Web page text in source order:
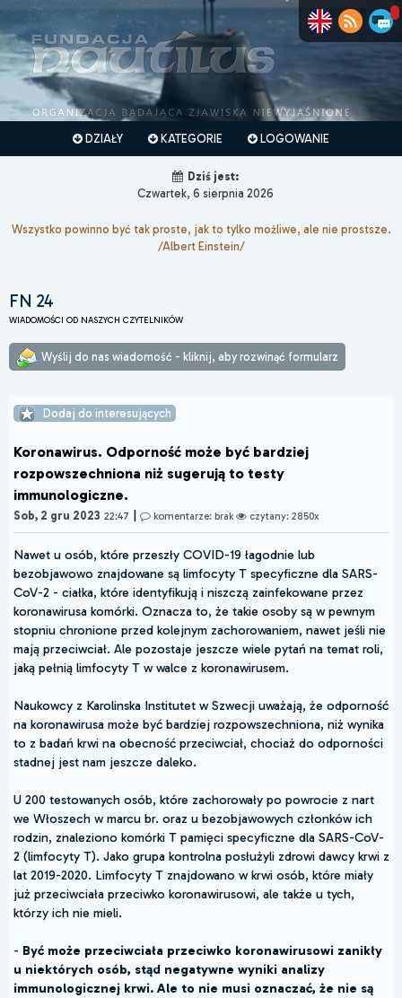
DZIAŁY KATEGORIE LOGOWANIE
Dziś jest:
Czwartek, 6 sierpnia 2026
Wszystko powinno być tak proste, jak to tylko możliwe, ale nie prostsze.
/Albert Einstein/
FN 24
WIADOMOŚCI OD NASZYCH CZYTELNIKÓW
Wyślij do nas wiadomość - kliknij, aby rozwinąć formularz
Dodaj do interesujących
Koronawirus. Odporność może być bardziej
rozpowszechniona niż sugerują to testy
immunologiczne.
Sob, 2 gru 2023 22:47 komentarze: brak czytany: 2850x
Nawet u osób, które przeszły COVID-19 łagodnie lub
bezobjawowo znajdowane są limfocyty T specyficzne dla SARS-
CoV-2 - ciałka, które identyfikują i niszczą zainfekowane przez
koronawirusa komórki. Oznacza to, że takie osoby są w pewnym
stopniu chronione przed kolejnym zachorowaniem, nawet jeśli nie
mają przeciwciał. Ale pozostaje jeszcze wiele pytań na temat roli,
jaką pełnią limfocyty T w walce z koronawirusem.
Naukowcy z Karolinska Institutet w Szwecji uważają, że odporność
na koronawirusa może być bardziej rozpowszechniona, niż wynika
to z badań krwi na obecność przeciwciał, chociaż do odporności
stadnej jest nam jeszcze daleko.
U 200 testowanych osób, które zachorowały po powrocie z nart
we Włoszech w marcu br. oraz u bezobjawowych członków ich
rodzin, znaleziono komórki T pamięci specyficzne dla SARS-CoV-
2 (limfocyty T). Jako grupa kontrolna posłużyli zdrowi dawcy krwi z
lat 2019-2020. Limfocyty T znajdowano w krwi osób, które miały
już przeciwciała przeciwko koronawirusowi, ale także u tych,
którzy ich nie mieli.
- Być może przeciwciała przeciwko koronawirusowi zanikły
u niektórych osób, stąd negatywne wyniki analizy
immunologicznej krwi. Ale to nie musi oznaczać, że nie są